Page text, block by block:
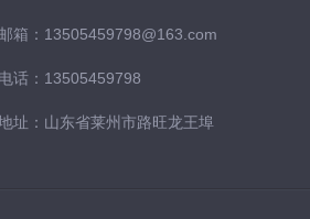
箱：13505459798@163.com
话：13505459798
址：山东省莱州市路旺龙王埠